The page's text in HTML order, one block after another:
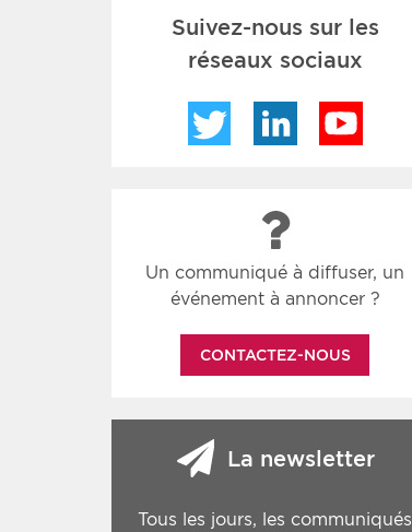
Suivez-nous sur les
réseaux sociaux
Twitter LinkedIn
Un communiqué à diffuser, un
événement à annoncer ?
CONTACTEZ-NOUS
La newsletter
Tous les jours, les communiqués